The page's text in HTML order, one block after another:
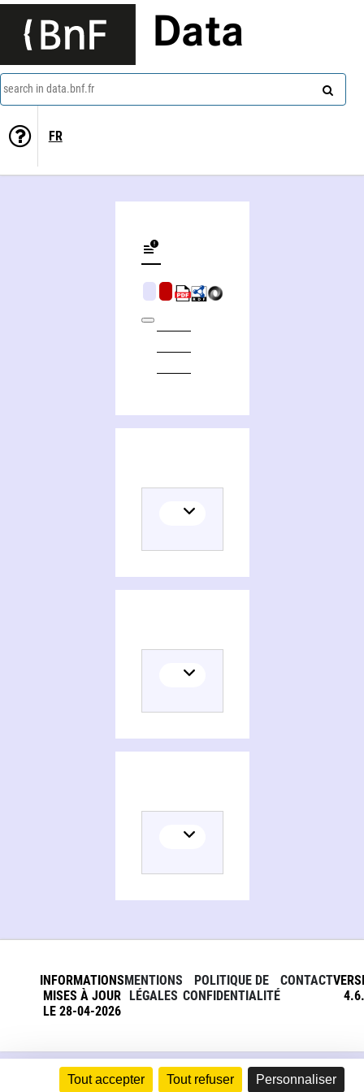
Tout accepter Tout refuser Personnaliser
Data
search in data.bnf.fr
FR
INFORMATIONS
MISES À JOUR
LE 28-04-2026
MENTIONS
LÉGALES
POLITIQUE DE
CONFIDENTIALITÉ
CONTACT